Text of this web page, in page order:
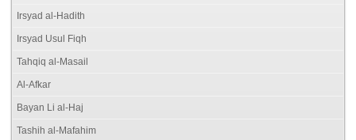
Irsyad al-Hadith
Irsyad Usul Fiqh
Tahqiq al-Masail
Al-Afkar
Bayan Li al-Haj
Tashih al-Mafahim